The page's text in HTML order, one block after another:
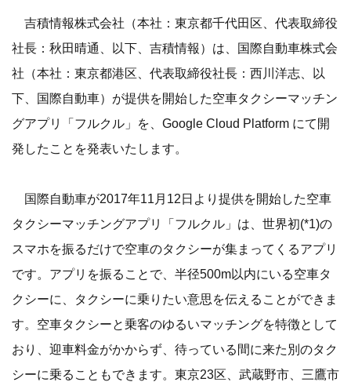
吉積情報株式会社（本社：東京都千代田区、代表取締役
社長：秋田晴通、以下、吉積情報）は、国際自動車株式会
社（本社：東京都港区、代表取締役社長：西川洋志、以
下、国際自動車）が提供を開始した空車タクシーマッチン
グアプリ「フルクル」を、Google Cloud Platform にて開
発したことを発表いたします。
国際自動車が2017年11月12日より提供を開始した空車
タクシーマッチングアプリ「フルクル」は、世界初(*1)の
スマホを振るだけで空車のタクシーが集まってくるアプリ
です。アプリを振ることで、半径500m以内にいる空車タ
クシーに、タクシーに乗りたい意思を伝えることができま
す。空車タクシーと乗客のゆるいマッチングを特徴として
おり、迎車料金がかからず、待っている間に来た別のタク
シーに乗ることもできます。東京23区、武蔵野市、三鷹市